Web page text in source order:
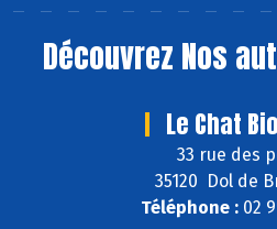
Découvrez Nos
Le Chat
33 rue des
35120 Dol de
Téléphone : 02